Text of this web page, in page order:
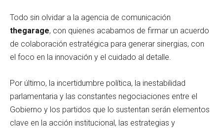
Todo sin olvidar a la agencia de comunicación
thegarage, con quienes acabamos de firmar un acuerdo
de colaboración estratégica para generar sinergias, con
el foco en la innovación y el cuidado al detalle.
Por último, la incertidumbre política, la inestabilidad
parlamentaria y las constantes negociaciones entre el
Gobierno y los partidos que lo sustentan serán elementos
clave en la acción institucional, las estrategias y